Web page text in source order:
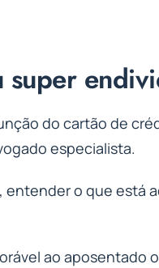
do cartão de
especialista.
entender o que está
ao aposentado